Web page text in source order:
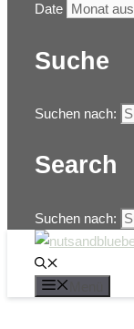
Date
Suche
Suchen nach:
Search
Suchen nach: